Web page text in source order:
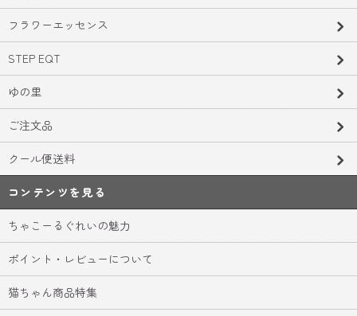
フラワーエッセンス
STEP EQT
ゆの里
ご注文品
クール便送料
コンテンツを見る
ちゃこーるぐれいの魅力
ポイント・レビューについて
猫ちゃん商品特集